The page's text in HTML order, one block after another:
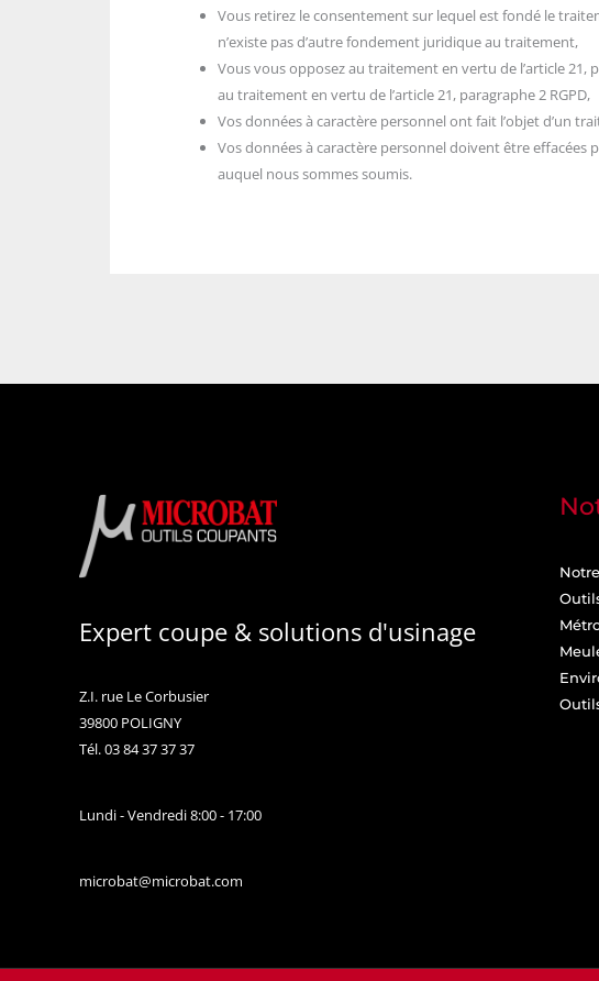
Vous retirez le consentement sur lequel est fondé le
n’existe pas d’autre fondement juridique au traitement,
Vous vous opposez au traitement en vertu de l’article
au traitement en vertu de l’article 21, paragraphe 2 RGPD,
Vos données à caractère personnel ont fait l’objet d’un
Vos données à caractère personnel doivent être effacées
auquel nous sommes soumis.
Expert coupe & solutions d'usinage
Z.I. rue Le Corbusier
39800 POLIGNY
Tél. 03 84 37 37 37
Lundi - Vendredi 8:00 - 17:00
microbat@microbat.com